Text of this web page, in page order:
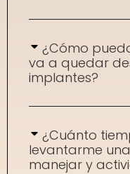
¿Cómo
va a quedar
implantes?
¿Cuánto
levantarme
manejar y